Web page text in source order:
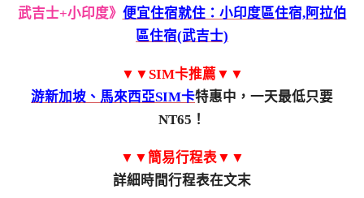
武吉士+小印度》 便宜住宿就住：小印度區住宿,阿拉伯
區住宿(武吉士)
▼▼SIM卡推薦▼▼
游新加坡、馬來西亞SIM卡特惠中，一天最低只要
NT65！
▼▼簡易行程表▼▼
詳細時間行程表在文末